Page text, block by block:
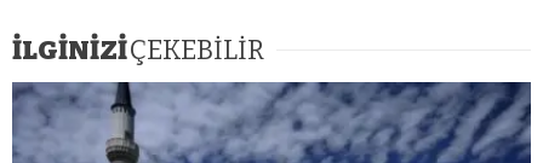
İLGİNİZİÇEKEBİLİR